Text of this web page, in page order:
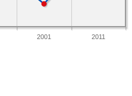
2001 2011